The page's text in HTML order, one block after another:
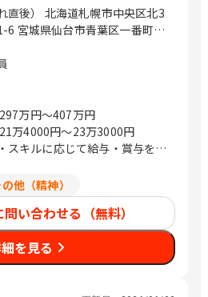
直後） 北海道札幌市中央区北3
6 宮城県仙台市青葉区一番町4-
たま市浦和区上木崎1-14-6
11－2 明治安田生命さいたま
ル 東京都中央区日本橋浜町3-
橋浜町Fタワー 東京都中央区
殻町2-14-5 KDX浜町中ノ橋ビ
スカイゲート 東京都中央区日
3-3-2 トルナーレ日本橋浜町
古屋市中区錦1-5-13 オリッ
屋錦ビル 大阪府大阪市中央区
1-6-7 JMFビル北浜01 福岡県福
区大名2-4-12 CTI福岡ビル
297万円〜407万円
21万4000円〜23万3000円
スキルに応じて給与・賞与を決
他（精神）
い合わせる（無料）
を見る